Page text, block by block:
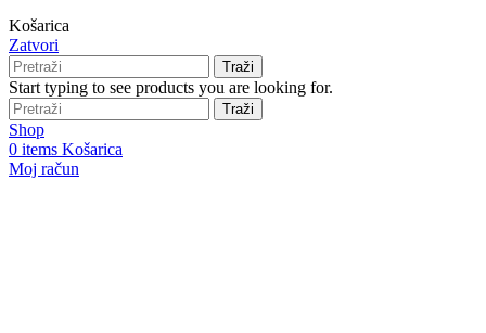
Košarica
Zatvori
Traži
Start typing to see products you are looking for.
Traži
Shop
0 items Košarica
Moj račun